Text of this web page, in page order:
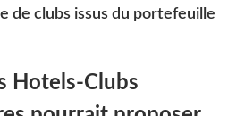
de clubs issus du portefeuille
Hotels-Clubs